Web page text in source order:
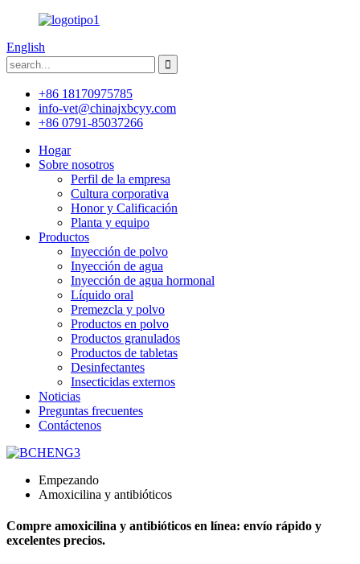
English
+86 18170975785
info-vet@chinajxbcyy.com
+86 0791-85037266
Hogar
Sobre nosotros
Perfil de la empresa
Cultura corporativa
Honor y Calificación
Planta y equipo
Productos
Inyección de polvo
Inyección de agua
Inyección de agua hormonal
Líquido oral
Premezcla y polvo
Productos en polvo
Productos granulados
Productos de tabletas
Desinfectantes
Insecticidas externos
Noticias
Preguntas frecuentes
Contáctenos
Empezando
Amoxicilina y antibióticos
Compre amoxicilina y antibióticos en línea: envío rápido y
excelentes precios.